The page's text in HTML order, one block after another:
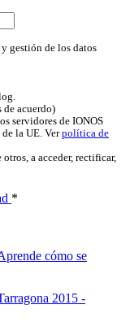
gestión de los datos
acuerdo)
servidores de IONOS
la UE. Verpolítica de
a acceder, rectificar,
*
cómo se
2015 -